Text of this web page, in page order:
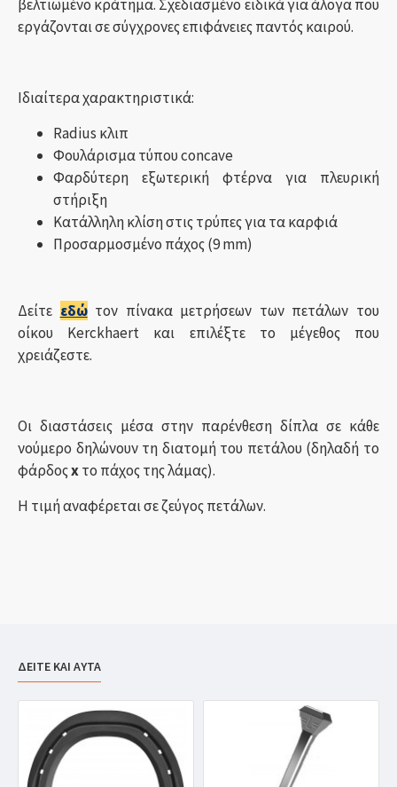
βελτιωμένο κράτημα. Σχεδιασμένο ειδικά για άλογα που
εργάζονται σε σύγχρονες επιφάνειες παντός καιρού.
Ιδιαίτερα χαρακτηριστικά:
Radius κλιπ
Φουλάρισμα τύπου concave
Φαρδύτερη εξωτερική φτέρνα για πλευρική
στήριξη
Κατάλληλη κλίση στις τρύπες για τα καρφιά
Προσαρμοσμένο πάχος (9 mm)
Δείτε εδώτον πίνακα μετρήσεων των πετάλων του
οίκου Kerckhaert και επιλέξτε το μέγεθος που
χρειάζεστε.
Οι διαστάσεις μέσα στην παρένθεση δίπλα σε κάθε
νούμερο δηλώνουν τη διατομή του πετάλου (δηλαδή το
φάρδοςxτο πάχος της λάμας).
Η τιμή αναφέρεται σε ζεύγος πετάλων.
ΔΕΙΤΕ ΚΑΙ ΑΥΤΑ